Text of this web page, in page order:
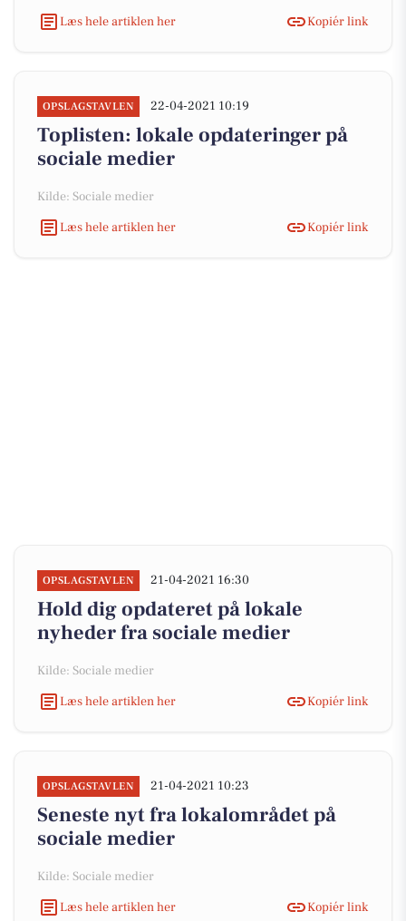
Læs hele artiklen her
Kopiér link
OPSLAGSTAVLEN 22-04-2021 10:19
Toplisten: lokale opdateringer på
sociale medier
Kilde: Sociale medier
Læs hele artiklen her
Kopiér link
OPSLAGSTAVLEN 21-04-2021 16:30
Hold dig opdateret på lokale
nyheder fra sociale medier
Kilde: Sociale medier
Læs hele artiklen her
Kopiér link
OPSLAGSTAVLEN 21-04-2021 10:23
Seneste nyt fra lokalområdet på
sociale medier
Kilde: Sociale medier
Læs hele artiklen her
Kopiér link